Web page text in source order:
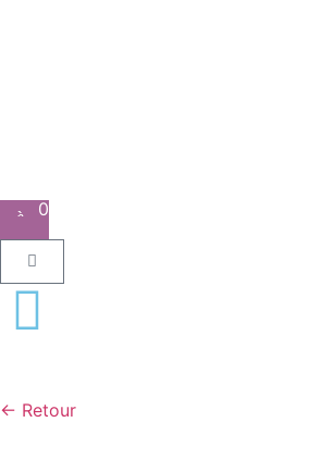
0
← Retour